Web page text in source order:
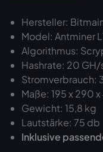
Hersteller:
Model: Antminer
Algorithmus:
Hashrate: 20 GH/
Stromverbrauch:
Maße: 195 x 290
Gewicht: 15,8 kg
Lautstärke: 75 db
Inklusive